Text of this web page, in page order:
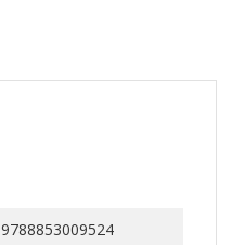
9788853009524